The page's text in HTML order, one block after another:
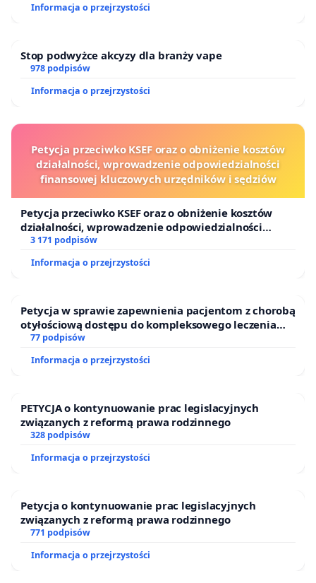
Informacja o przejrzystości
Stop podwyżce akcyzy dla branży vape
978 podpisów
Informacja o przejrzystości
Petycja przeciwko KSEF oraz o obniżenie kosztów
działalności, wprowadzenie odpowiedzialności
finansowej kluczowych urzędników i sędziów
Petycja przeciwko KSEF oraz o obniżenie kosztów
działalności, wprowadzenie odpowiedzialności
finansowej kluczowych urzędników i sędziów
3 171 podpisów
Informacja o przejrzystości
Petycja w sprawie zapewnienia pacjentom z chorobą
otyłościową dostępu do kompleksowego leczenia
oraz programów profilaktycznych.
77 podpisów
Informacja o przejrzystości
PETYCJA o kontynuowanie prac legislacyjnych
związanych z reformą prawa rodzinnego
328 podpisów
Informacja o przejrzystości
Petycja o kontynuowanie prac legislacyjnych
związanych z reformą prawa rodzinnego
771 podpisów
Informacja o przejrzystości